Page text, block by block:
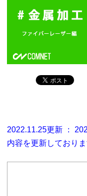
2022.11.25更新 ：
内容を更新しておりま